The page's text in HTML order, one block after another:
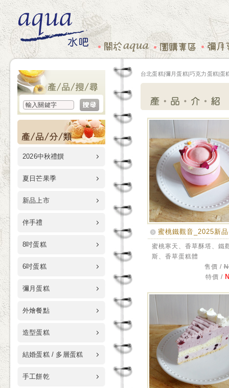
2026中秋禮饌
夏日芒果季
新品上市
伴手禮
8吋蛋糕
6吋蛋糕
彌月蛋糕
外燴餐點
造型蛋糕
結婚蛋糕 / 多層蛋糕
手工餅乾
台北蛋糕|彌月蛋糕|巧克力蛋糕|蛋
蜜桃鐵觀音_2025新
蜜桃寒天、香草酥塔、鐵
斯、香草蛋糕體
售價 /
特價 /